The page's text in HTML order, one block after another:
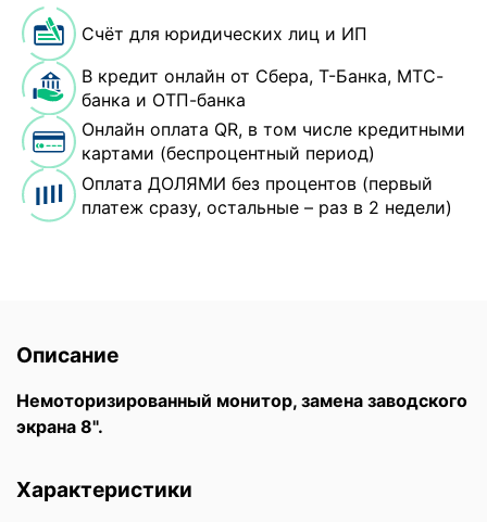
Счёт для юридических лиц и ИП
В кредит онлайн от Сбера, Т-Банка, МТС-
банка и ОТП-банка
Онлайн оплата QR, в том числе кредитными
картами (беспроцентный период)
Оплата ДОЛЯМИ без процентов (первый
платеж сразу, остальные – раз в 2 недели)
Описание
Немоторизированный монитор, замена заводского
экрана 8".
Характеристики